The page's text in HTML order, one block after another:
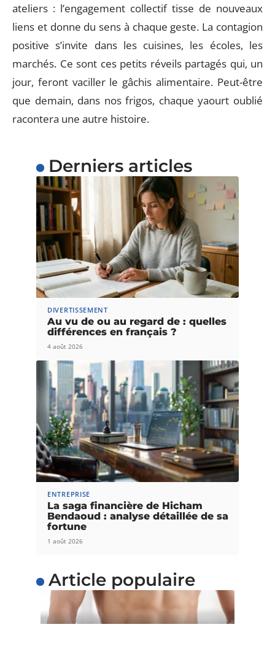
ateliers : l’engagement collectif tisse de nouveaux
liens et donne du sens à chaque geste. La contagion
positive s’invite dans les cuisines, les écoles, les
marchés. Ce sont ces petits réveils partagés qui, un
jour, feront vaciller le gâchis alimentaire. Peut-être
que demain, dans nos frigos, chaque yaourt oublié
racontera une autre histoire.
Derniers articles
DIVERTISSEMENT
Au vu de ou au regard de : quelles
différences en français ?
4 août 2026
ENTREPRISE
La saga financière de Hicham
Bendaoud : analyse détaillée de sa
fortune
1 août 2026
Article populaire
SANTÉ